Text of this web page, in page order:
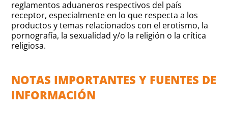
reglamentos aduaneros respectivos del país
receptor, especialmente en lo que respecta a los
productos y temas relacionados con el erotismo, la
pornografía, la sexualidad y/o la religión o la crítica
religiosa.
NOTAS IMPORTANTES Y FUENTES DE
INFORMACIÓN